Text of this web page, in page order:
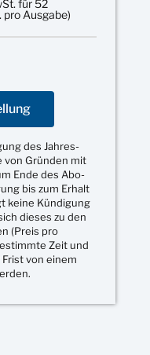
für 52
pro Ausgabe)
des Jahres-
von Gründen mit
Ende des Abo-
bis zum Erhalt
keine Kündigung
dieses zu den
(Preis pro
Zeit und
von einem